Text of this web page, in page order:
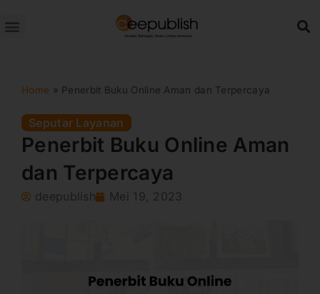
ke
Home » Penerbit Buku Online Aman dan Terpercaya
Seputar Layanan
Penerbit Buku Online Aman
dan Terpercaya
deepublish Mei 19, 2023